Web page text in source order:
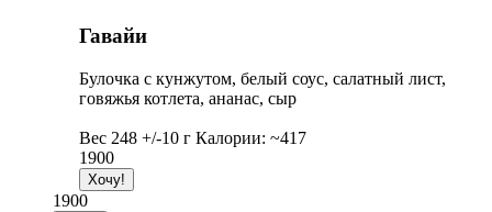
Гавайи
Булочка с кунжутом, белый соус, салатный лист,
говяжья котлета, ананас, сыр
Вес 248 +/-10 г Калории: ~417
1900
1900